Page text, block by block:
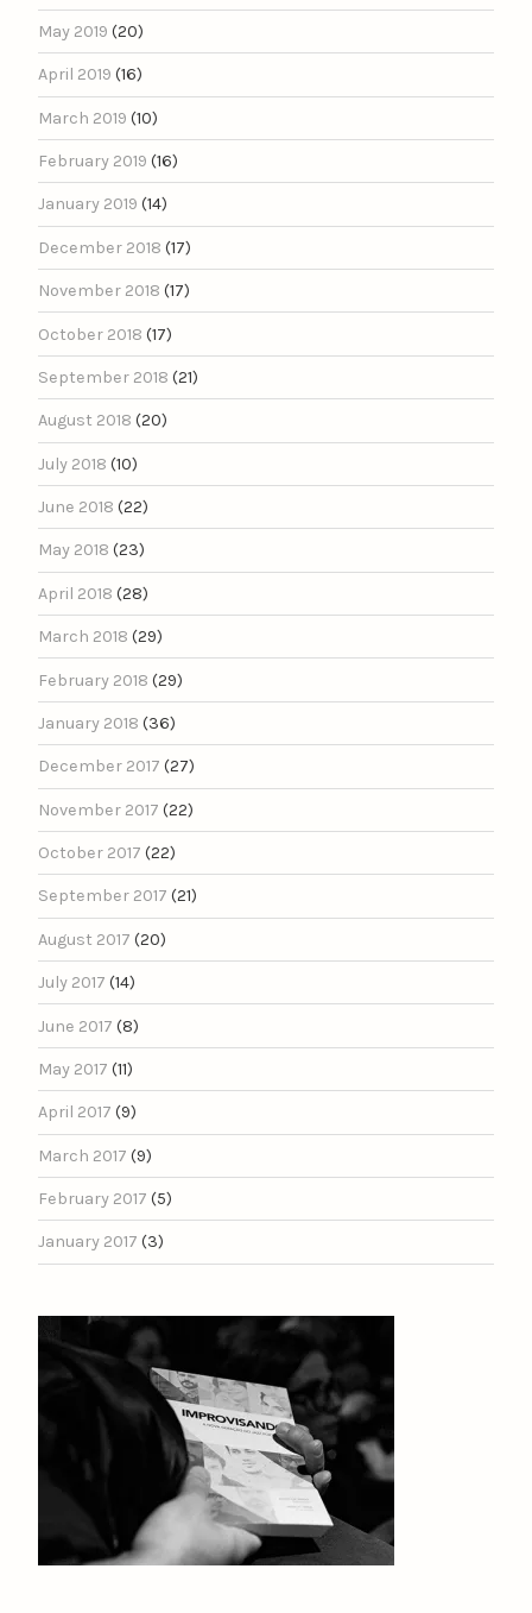
May 2019 (20)
April 2019 (16)
March 2019 (10)
February 2019 (16)
January 2019 (14)
December 2018 (17)
November 2018 (17)
October 2018 (17)
September 2018 (21)
August 2018 (20)
July 2018 (10)
June 2018 (22)
May 2018 (23)
April 2018 (28)
March 2018 (29)
February 2018 (29)
January 2018 (36)
December 2017 (27)
November 2017 (22)
October 2017 (22)
September 2017 (21)
August 2017 (20)
July 2017 (14)
June 2017 (8)
May 2017 (11)
April 2017 (9)
March 2017 (9)
February 2017 (5)
January 2017 (3)